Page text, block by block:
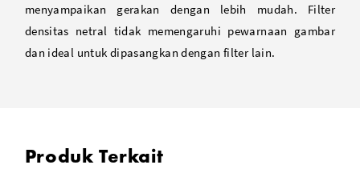
menyampaikan gerakan dengan lebih mudah. Filter
densitas netral tidak memengaruhi pewarnaan gambar
dan ideal untuk dipasangkan dengan filter lain.
Produk Terkait